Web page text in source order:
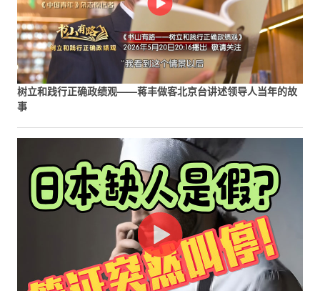
树立和践行正确政绩观——蒋丰做客北京台讲述领导人当年的故
事